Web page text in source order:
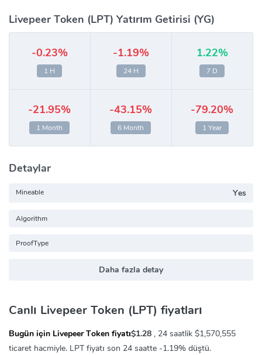
Livepeer Token (LPT) Yatırım Getirisi (YG)
-0.23%
1 H
-1.19%
24 H
1.22%
7 D
-21.95%
1 Month
-43.15%
6 Month
-79.20%
1 Year
Detaylar
Mineable Yes
Algorithm
ProofType
Daha fazla detay
Canlı Livepeer Token (LPT) fiyatları
Bugün için Livepeer Token fiyatı$1.28 , 24 saatlik $1,570,555
ticaret hacmiyle. LPT fiyatı son 24 saatte -1.19% düştü.